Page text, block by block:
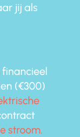
jij als
(€300)
stroom.